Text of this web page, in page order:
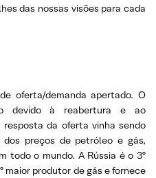
das nossas visões para cada
oferta/demanda apertado. O
devido à reabertura e ao
da oferta vinha sendo
preços de petróleo e gás,
todo o mundo. A Rússia é o 3º
maior produtor de gás e fornece